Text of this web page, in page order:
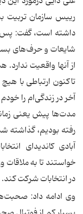
رییس سازمان تربیت
داشته است، گفت: پس
شایعات و حرف‌های
از آنها واقعیت
تاكنون ارتباطی با
آخر در زندگی‌ام را
مدت‌ها پیش یعنی
رفته بودیم، گذاشته
آبادی كاندیدای
خواستند تا به
در انتخابات شركت كند.
وی ادامه داد: